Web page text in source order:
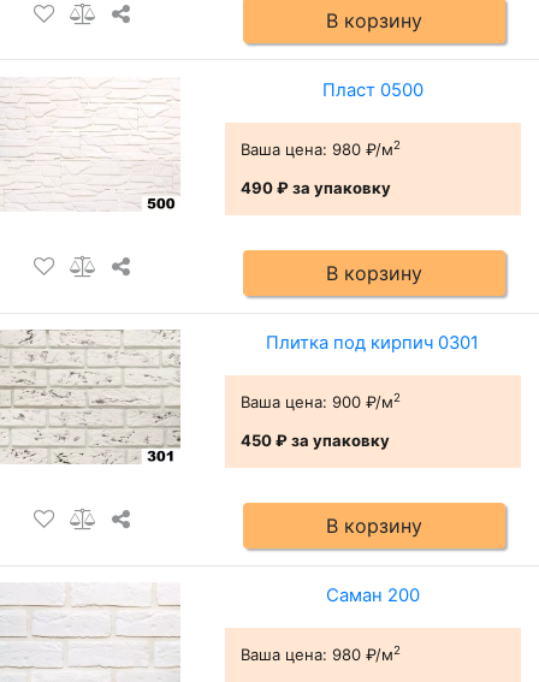
В корзину
Пласт 0500
Ваша цена: 980 ₽/м2
490 ₽за упаковку
В корзину
Плитка под кирпич 0301
Ваша цена: 900 ₽/м2
450 ₽за упаковку
В корзину
Саман 200
Ваша цена: 980 ₽/м2